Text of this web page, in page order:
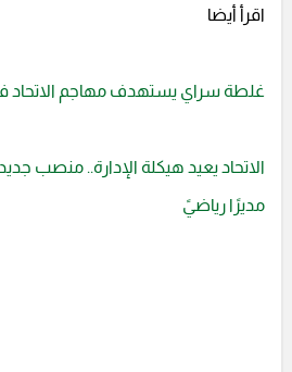
اقرأ أيضا
غلطة سراي يستهدف مهاجم الاتحاد في
الاتحاد يعيد هيكلة الإدارة.. منصب
مديرًا رياضيً